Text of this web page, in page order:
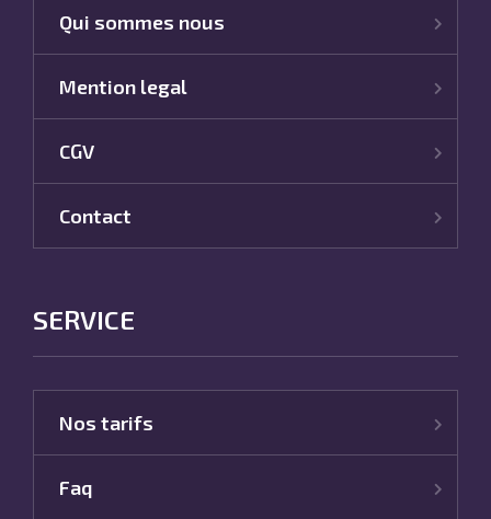
Qui sommes nous
Mention legal
CGV
Contact
SERVICE
Nos tarifs
Faq